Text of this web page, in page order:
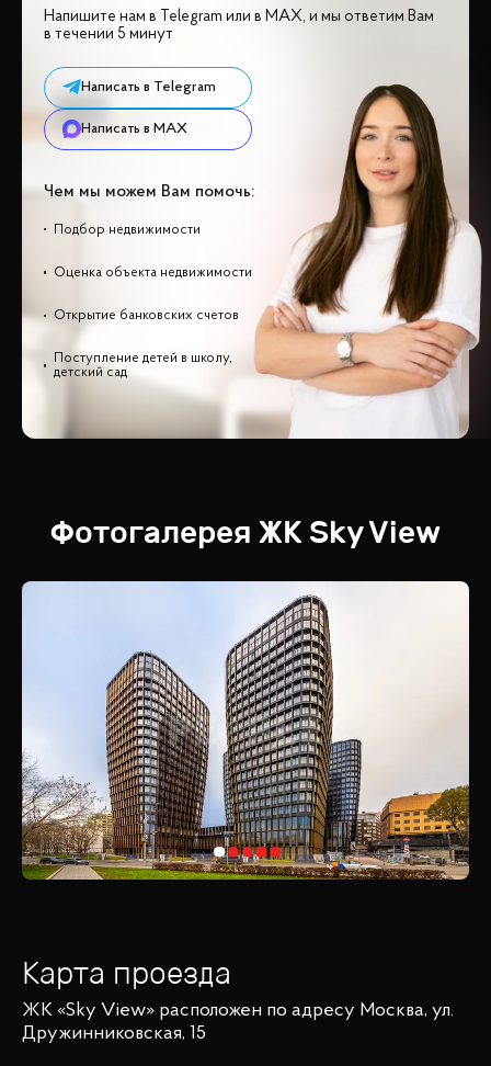
Напишите нам в Telegram или в MAX, и мы ответим Вам
в течении 5 минут
Написать в Telegram
Написать в MAX
Чем мы можем Вам помочь:
Подбор недвижимости
Оценка объекта недвижимости
Открытие банковских счетов
Поступление детей в школу,
детский сад
Фотогалерея ЖК Sky View
Карта проезда
ЖК «Sky View» расположен по адресу Москва, ул.
Дружинниковская, 15